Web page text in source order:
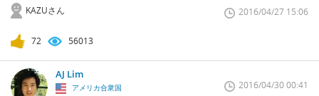
KAZUさん 2016/04/27 15:06
72 56013
AJ Lim
アメリカ合衆国 2016/04/30 00:41